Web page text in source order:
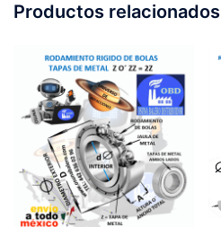
Productos relacionados